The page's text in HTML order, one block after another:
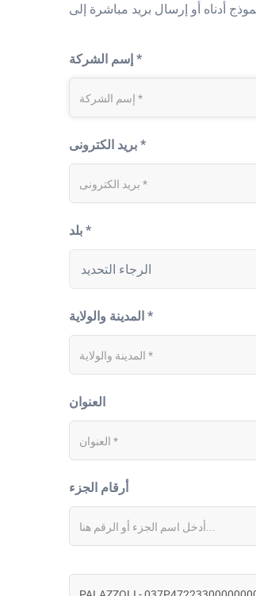
إسم الشركة *
بريد الكترونى *
بلد *
المدينة والولاية *
العنوان
أرقام الجزء